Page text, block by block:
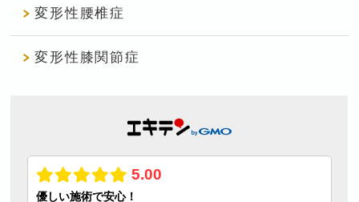
変形性腰椎症
変形性膝関節症